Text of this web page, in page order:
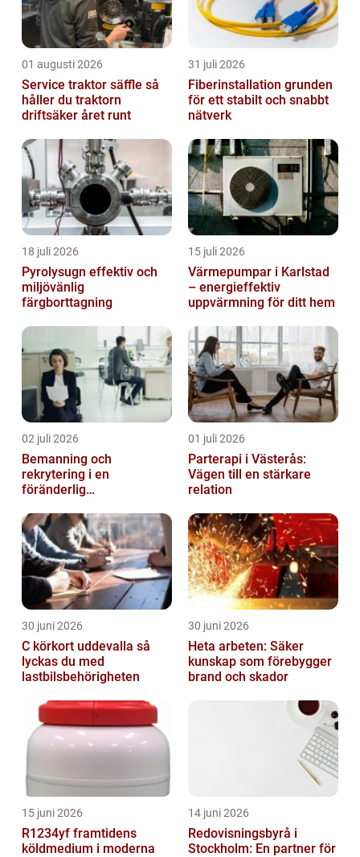
01 augusti 2026
Service traktor säffle så
håller du traktorn
driftsäker året runt
31 juli 2026
Fiberinstallation grunden
för ett stabilt och snabbt
nätverk
18 juli 2026
Pyrolysugn effektiv och
miljövänlig
färgborttagning
15 juli 2026
Värmepumpar i Karlstad
– energieffektiv
uppvärmning för ditt hem
02 juli 2026
Bemanning och
rekrytering i en
föränderlig
01 juli 2026
Parterapi i Västerås:
Vägen till en stärkare
relation
30 juni 2026
C körkort uddevalla så
lyckas du med
lastbilsbehörigheten
30 juni 2026
Heta arbeten: Säker
kunskap som förebygger
brand och skador
15 juni 2026
R1234yf framtidens
köldmedium i moderna
14 juni 2026
Redovisningsbyrå i
Stockholm: En partner för